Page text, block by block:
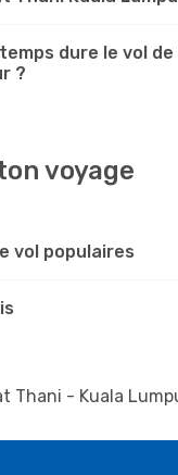
dure le vol
?
voyage
vol populaires
Thani - Kuala